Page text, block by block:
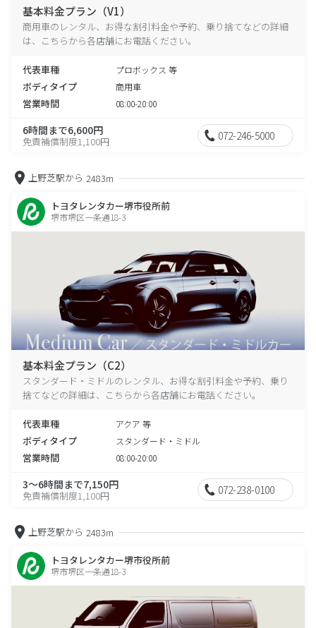
基本料金プラン（V1）
商用車のレンタル、お得な割引料金や予約、乗り捨てなどの詳細
は、こちらから各店舗にお電話ください。
代表車種 プロボックス 等
ボディタイプ 商用車
営業時間 08:00-20:00
6時間まで6,600円
免責補償制度1,100円 072-246-5000
上野芝駅から 2483m
トヨタレンタカー堺市役所前
堺市堺区一条通18-3
基本料金プラン（C2）
スタンダード・ミドルのレンタル、お得な割引料金や予約、乗り
捨てなどの詳細は、こちらから各店舗にお電話ください。
代表車種 アクア 等
ボディタイプ スタンダード・ミドル
営業時間 08:00-20:00
3～6時間まで7,150円
免責補償制度1,100円 072-238-0100
上野芝駅から 2483m
トヨタレンタカー堺市役所前
堺市堺区一条通18-3